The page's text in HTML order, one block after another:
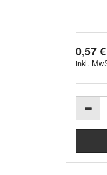
0,57 €
inkl.